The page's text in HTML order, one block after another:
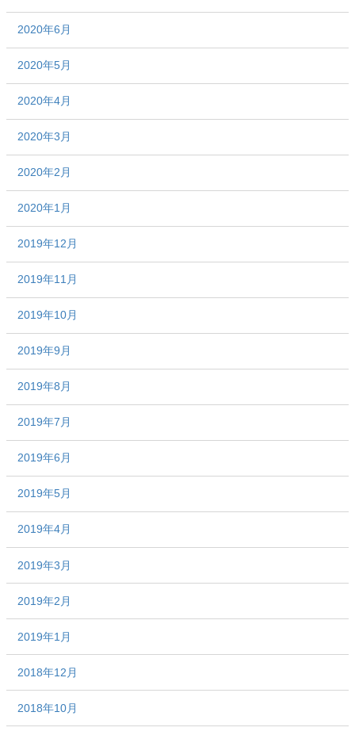
2020年6月
2020年5月
2020年4月
2020年3月
2020年2月
2020年1月
2019年12月
2019年11月
2019年10月
2019年9月
2019年8月
2019年7月
2019年6月
2019年5月
2019年4月
2019年3月
2019年2月
2019年1月
2018年12月
2018年10月